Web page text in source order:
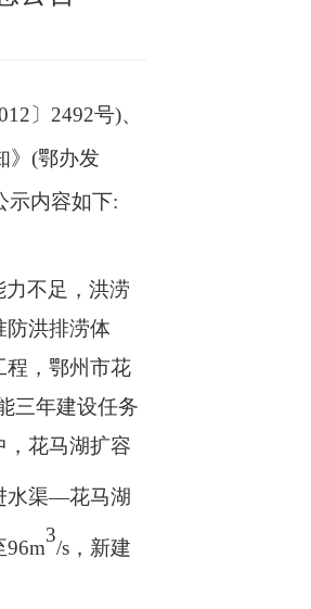
〕 2492号)、
(鄂办发
示内容如下:
不足，洪涝
防洪排涝体
程，鄂州市花
三年建设任务
，花马湖扩容
水渠—花马湖
96m
3
/s ，新建